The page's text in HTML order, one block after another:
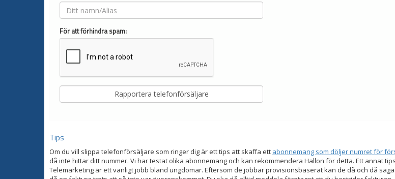
För att förhindra spam:
Tips
Om du vill slippa telefonförsäljare som ringer dig är ett tips att skaffa ett abonnemang som döljer numret för
då inte hittar ditt nummer. Vi har testat olika abonnemang och kan rekommendera Hallon för detta. Ett annat
Telemarketing är ett vanligt jobb bland ungdomar. Eftersom de jobbar provisionsbaserat kan de då och då